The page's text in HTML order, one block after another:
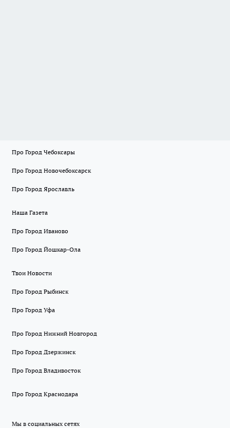
Про Город Чебоксары
Про Город Новочебоксарск
Про Город Ярославль
Наша Газета
Про Город Иваново
Про Город Йошкар-Ола
Твои Новости
Про Город Рыбинск
Про Город Уфа
Про Город Нижний Новгород
Про Город Дзержинск
Про Город Владивосток
Про Город Краснодара
Мы в социальных сетях